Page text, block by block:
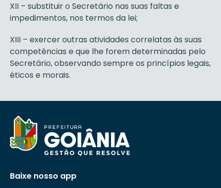
XII – substituir o Secretário nas suas faltas e
impedimentos, nos termos da lei;
XIII – exercer outras atividades correlatas às suas
competências e que lhe forem determinadas pelo
Secretário, observando sempre os princípios legais,
éticos e morais.
Baixe nosso app